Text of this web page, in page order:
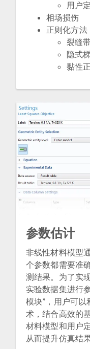
用户
相场损伤
正则化方法
裂缝
隐式
黏性
参数估计
非线性材料模型
个参数都需要准
测结果。为了实
实验数据集进行
模块”，用户可
术，结合高效的
材料模型和用户
从而提升仿真结